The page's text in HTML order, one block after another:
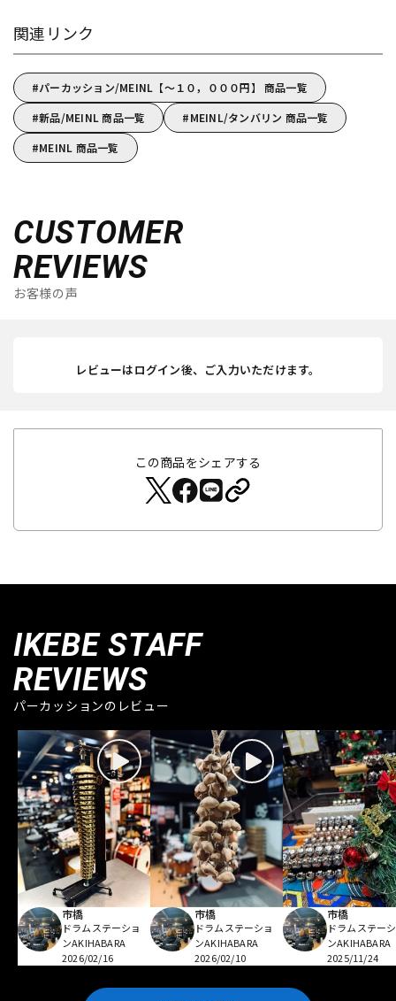
関連リンク
パーカッション/MEINL【～１０，０００円】 商品一覧
新品/MEINL 商品一覧
MEINL/タンバリン 商品一覧
MEINL 商品一覧
CUSTOMER
REVIEWS
お客様の声
レビューはログイン後、ご入力いただけます。
この商品をシェアする
IKEBE STAFF
REVIEWS
パーカッションのレビュー
市橋
ドラムステーショ
ンAKIHABARA
2026/02/16
市橋
ドラムステーショ
ンAKIHABARA
2026/02/10
市橋
ドラムステー
ンAKIHABARA
2025/11/24